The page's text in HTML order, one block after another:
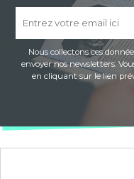
Nous collectons ces
envoyer nos newsletters.
en cliquant sur le lien